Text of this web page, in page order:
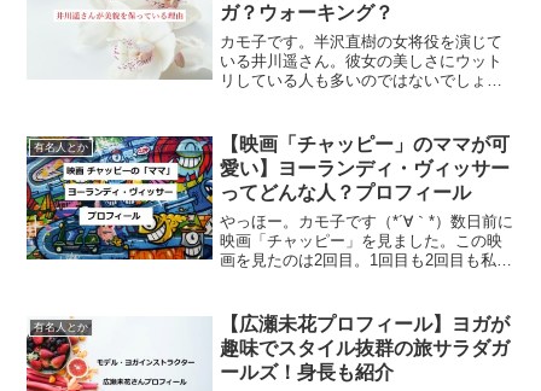
ガ？ウォーキング？
カモ子です。半沢直樹の女将役を演じて
いる井川遥さん。彼女の美しさにウット
リしている人も多いのではないでしょう
とがあるんです。イベントでお会いした
んですが、間近で見て「こ...
有名人とか
【映画「チャッピー」のママが可
愛い】ヨーランディ・ヴィッサー
ってどんな人？プロフィール
やっほー。カモ子です（*´∀｀*）数日前に
映画「チャッピー」を見ました。この映
画を見たのは2回目。1回目も2回目も私の
見た時、「何この髪型！何このファッシ
ョン！めっちゃ...
有名人とか
【広瀬未花プロフィール】ヨガが
趣味でスタイル抜群の旅サラダガ
ールズ！身長も紹介